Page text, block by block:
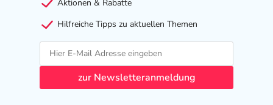
Aktionen & Rabatte
Hilfreiche Tipps zu aktuellen Themen
zur Newsletteranmeldung